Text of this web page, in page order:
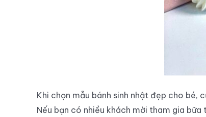
Khi chọn mẫu bánh sinh nhật đẹp cho bé,
Nếu bạn có nhiều khách mời tham gia